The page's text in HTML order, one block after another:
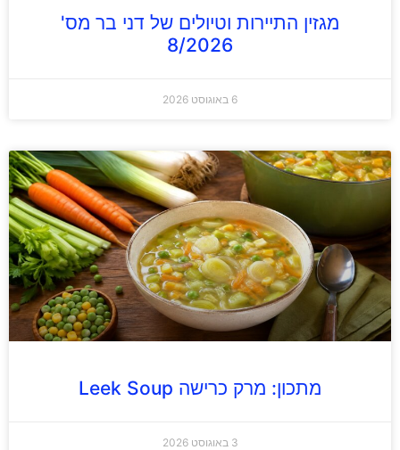
מגזין התיירות וטיולים של דני בר מס'
8/2026
6 באוגוסט 2026
מתכון: מרק כרישה Leek Soup
3 באוגוסט 2026